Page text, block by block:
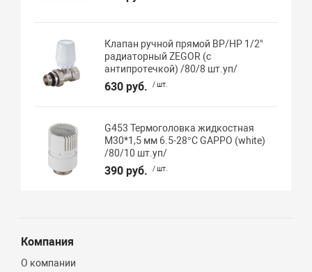
Клапан ручной прямой ВР/НР 1/2"
радиаторный ZEGOR (с
антипротечкой) /80/8 шт.уп/
630 руб. / шт.
G453 Термоголовка жидкостная
М30*1,5 мм 6.5-28°C GAPPO (white)
/80/10 шт.уп/
390 руб. / шт.
Компания
О компании